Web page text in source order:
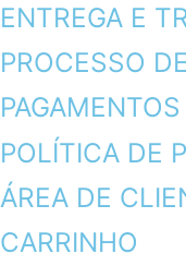
ENTREGA E
PROCESSO
POLÍTICA DE
ÁREA DE
CARRINHO